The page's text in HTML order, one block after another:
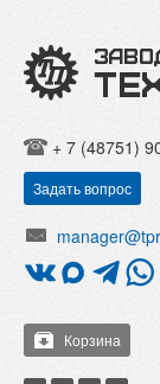
+ 7 (48751)
Задать вопрос
Корзина